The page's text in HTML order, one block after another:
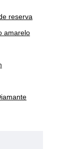
reserva
amarelo